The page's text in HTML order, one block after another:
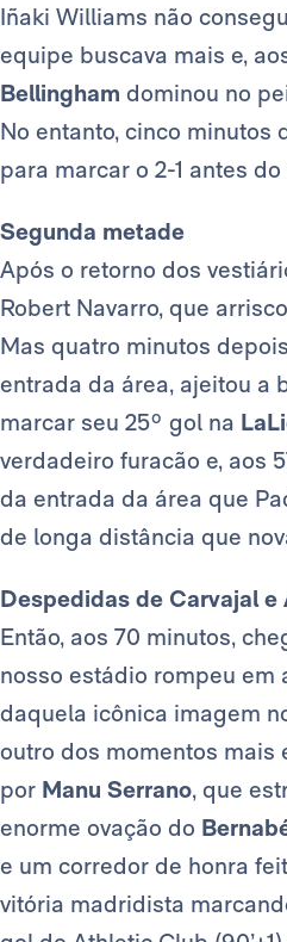
Iñaki Williams não
equipe buscava mais e, aos
Bellingham dominou no
No entanto, cinco minutos
para marcar o 2-1 antes
Segunda metade
Após o retorno dos
Robert Navarro, que
Mas quatro minutos
entrada da área, ajeitou a
marcar seu 25º gol na
verdadeiro furacão e, aos
da entrada da área que
de longa distância que
Despedidas de Carvajal e
Então, aos 70 minutos,
nosso estádio rompeu em
daquela icônica imagem
outro dos momentos mais
por Manu Serrano, que
enorme ovação do
e um corredor de honra
vitória madridista